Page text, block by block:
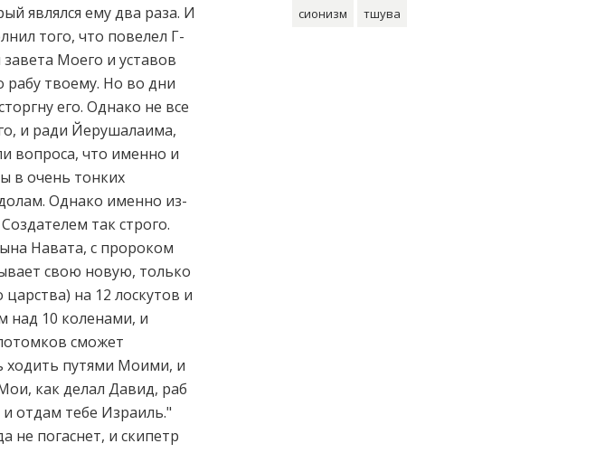
являлся ему два раза. И
того, что повелел Г-
Моего и уставов
рабу твоему. Но во дни
его. Однако не все
и ради Йерушалаима,
вопроса, что именно и
в очень тонких
Однако именно из-
так строго.
Навата, с пророком
свою новую, только
на 12 лоскутов и
над 10 коленами, и
сможет
ходить путями Моими, и
как делал Давид, раб
отдам тебе Израиль."
не погаснет, и скипетр
сионизм
тшува